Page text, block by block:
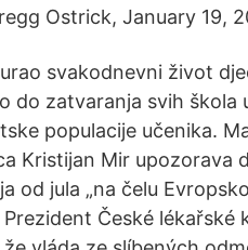
Ostrick, January 19,
svakodnevni život
do zatvaranja svih škola
populacije učenika.
Kristijan Mir upozorava
od jula „na čelu
České lékařské